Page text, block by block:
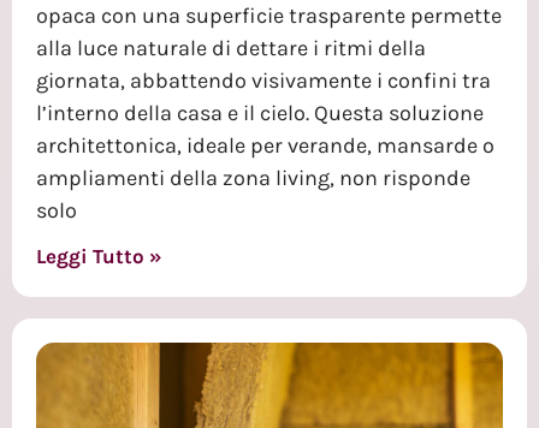
opaca con una superficie trasparente permette
alla luce naturale di dettare i ritmi della
giornata, abbattendo visivamente i confini tra
l’interno della casa e il cielo. Questa soluzione
architettonica, ideale per verande, mansarde o
ampliamenti della zona living, non risponde
solo
Leggi Tutto »